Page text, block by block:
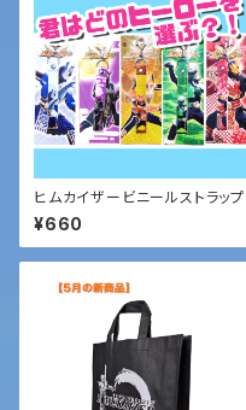
ヒムカイザービニールストラップ
¥660